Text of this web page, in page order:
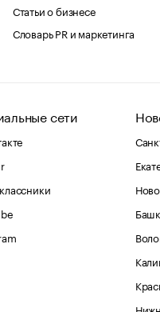
Статьи о бизнесе
Словарь PR и маркетинга
сети